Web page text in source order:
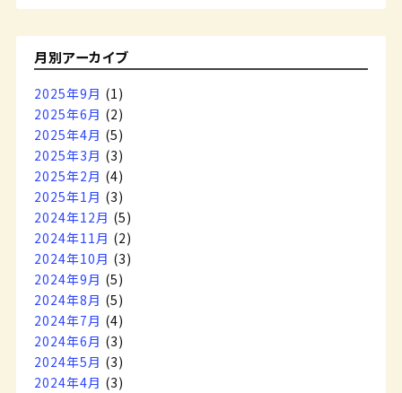
月別アーカイブ
2025年9月 (1)
2025年6月 (2)
2025年4月 (5)
2025年3月 (3)
2025年2月 (4)
2025年1月 (3)
2024年12月 (5)
2024年11月 (2)
2024年10月 (3)
2024年9月 (5)
2024年8月 (5)
2024年7月 (4)
2024年6月 (3)
2024年5月 (3)
2024年4月 (3)